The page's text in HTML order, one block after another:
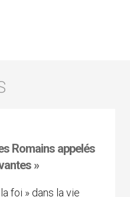
Romains appelés
»
foi » dans la vie